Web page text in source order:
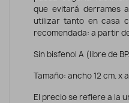
que evitará derrames
utilizar tanto en casa
recomendada: a partir
Sin bisfenol A (libre de
Tamaño: ancho 12 cm. x
El precio se refiere a la